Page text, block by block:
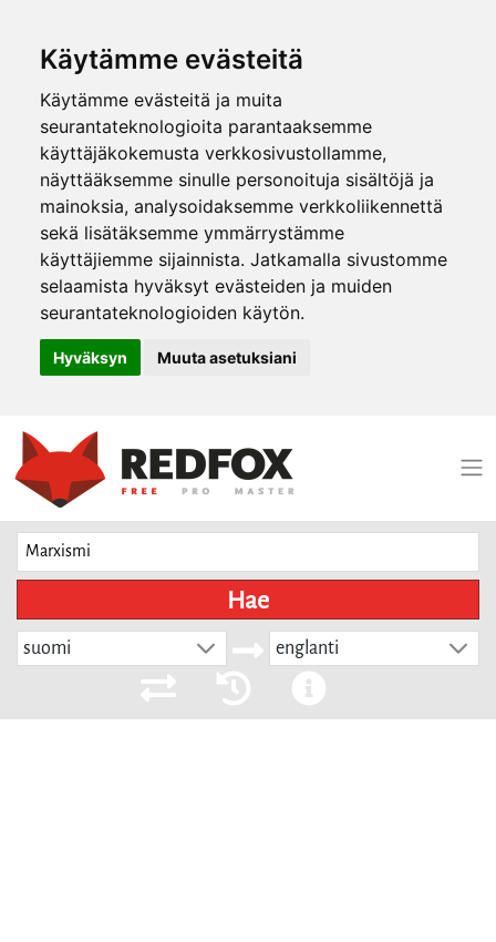
Käytämme evästeitä
Käytämme evästeitä ja muita
seurantateknologioita parantaaksemme
käyttäjäkokemusta verkkosivustollamme,
näyttääksemme sinulle personoituja sisältöjä ja
mainoksia, analysoidaksemme verkkoliikennettä
sekä lisätäksemme ymmärrystämme
käyttäjiemme sijainnista. Jatkamalla sivustomme
selaamista hyväksyt evästeiden ja muiden
seurantateknologioiden käytön.
Hyväksyn Muuta asetuksiani
Hae
suomi englanti